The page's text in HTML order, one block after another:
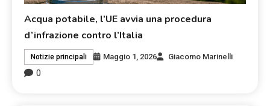
Acqua potabile, l’UE avvia una procedura
d’infrazione contro l’Italia
Notizie principali Maggio 1, 2026 Giacomo Marinelli
0